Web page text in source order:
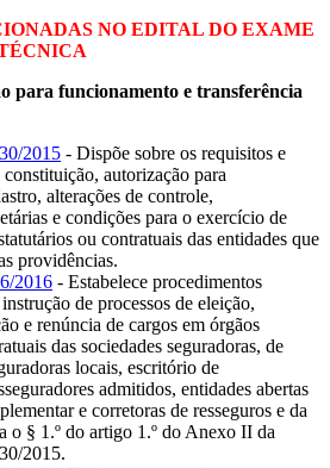
NO EDITAL DO EXAME
para funcionamento e transferência
2015 - Dispõe sobre os requisitos e
autorização para
alterações de controle,
e condições para o exercício de
ou contratuais das entidades que
providências.
2016 - Estabelece procedimentos
de processos de eleição,
e renúncia de cargos em órgãos
das sociedades seguradoras, de
locais, escritório de
admitidos, entidades abertas
e corretoras de resseguros e da
o § 1.º do artigo 1.º do Anexo II da
2015.